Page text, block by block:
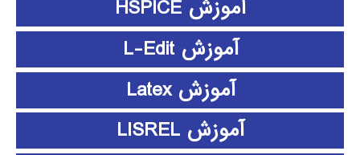
آموزش HSPICE
آموزش L-Edit
آموزش Latex
آموزش LISREL